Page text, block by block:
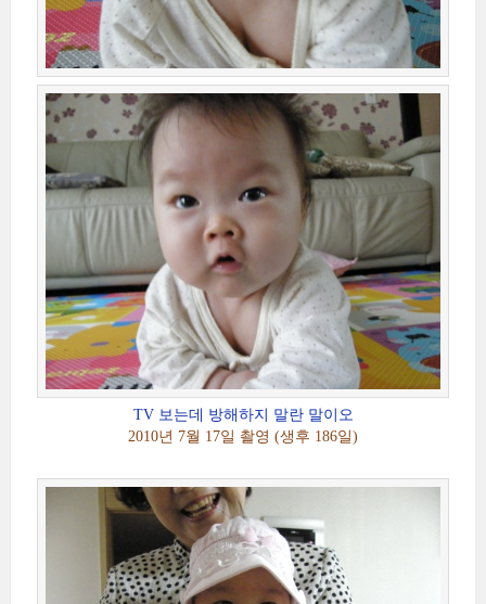
TV 보는데 방해하지 말란 말이오
2010년 7월 17일 촬영 (생후 186일)